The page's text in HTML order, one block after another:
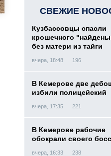
СВЕЖИЕ
Кузбассовцы спасли
крошечного
без матери из тайги
вчера, 18:48 196
В Кемерове две
избили полицейский
вчера, 17:35 221
В Кемерове рабочие
обокрали своего
вчера, 16:33 238